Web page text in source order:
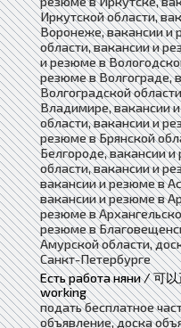
Иркутской области,
Воронеже, вакансии и
области, вакансии и
и резюме в
резюме в Волгограде,
Волгоградской
Владимире, вакансии
области, вакансии и
резюме в Брянской
Белгороде, вакансии
области, вакансии и
вакансии и резюме в
вакансии и резюме в
резюме в
резюме в
Амурской области,
Санкт-Петербурге
Есть работа няни / 可
working
подать бесплатное
объявление, доска